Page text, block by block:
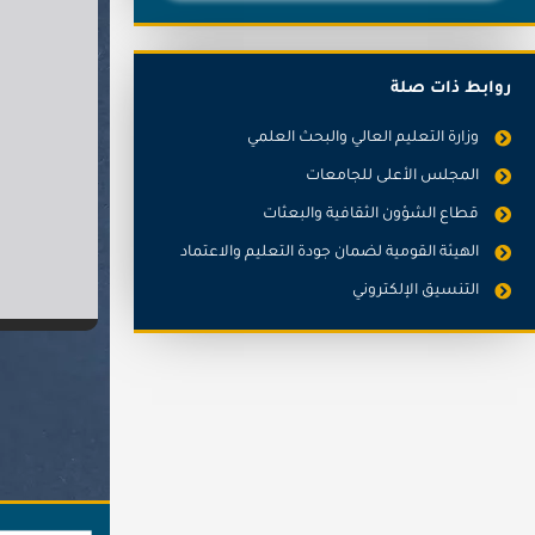
روابط ذات صلة
وزارة التعليم العالي والبحث العلمي
المجلس الأعلى للجامعات
قطاع الشؤون الثقافية والبعثات
الهيئة القومية لضمان جودة التعليم والاعتماد
التنسيق الإلكتروني